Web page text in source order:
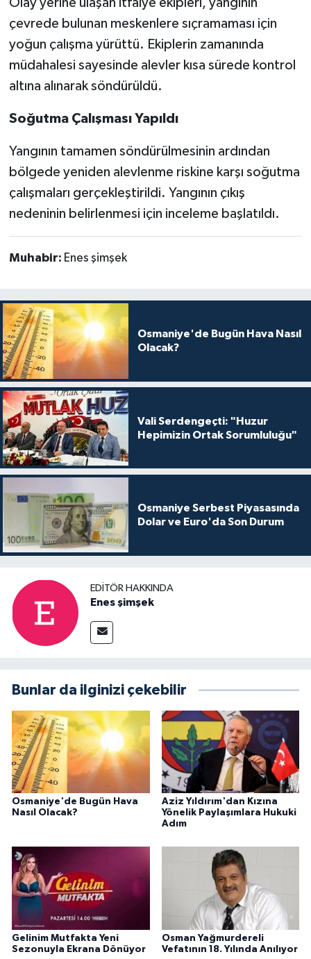
Olay yerine ulaşan itfaiye ekipleri, yangının
çevrede bulunan meskenlere sıçramaması için
yoğun çalışma yürüttü. Ekiplerin zamanında
müdahalesi sayesinde alevler kısa sürede kontrol
altına alınarak söndürüldü.
Soğutma Çalışması Yapıldı
Yangının tamamen söndürülmesinin ardından
bölgede yeniden alevlenme riskine karşı soğutma
çalışmaları gerçekleştirildi. Yangının çıkış
nedeninin belirlenmesi için inceleme başlatıldı.
Muhabir: Enes şimşek
Osmaniye'de Bugün Hava Nasıl
Olacak?
Vali Serdengeçti: "Huzur
Hepimizin Ortak Sorumluluğu"
Osmaniye Serbest Piyasasında
Dolar ve Euro'da Son Durum
EDITÖR HAKKINDA
Enes şimşek
Bunlar da ilginizi çekebilir
Osmaniye'de Bugün Hava
Nasıl Olacak?
Aziz Yıldırım'dan Kızına
Yönelik Paylaşımlara Hukuki
Adım
Gelinim Mutfakta Yeni
Sezonuyla Ekrana Dönüyor
Osman Yağmurdereli
Vefatının 18. Yılında Anılıyor